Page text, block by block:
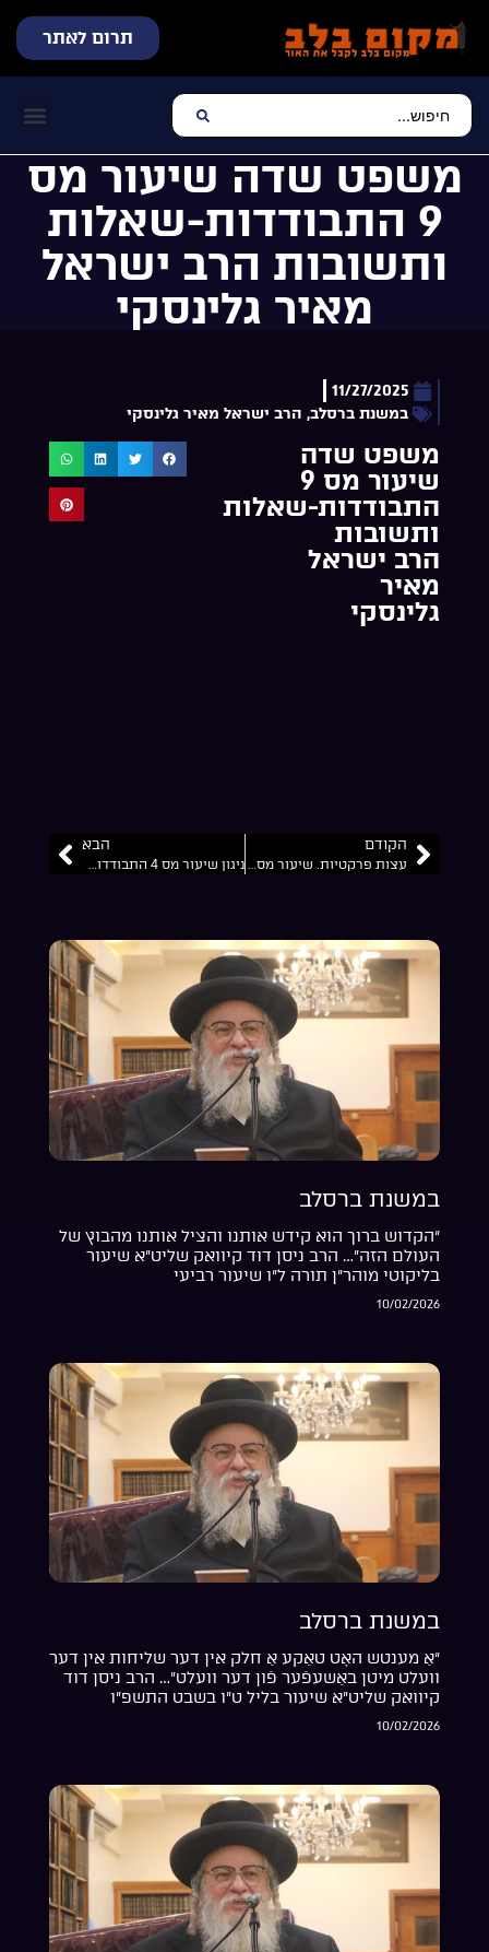
תרום לאתר
משפט שדה שיעור מס
9 התבודדות-שאלות
ותשובות הרב ישראל
מאיר גלינסקי
11/27/2025
במשנת ברסלב, הרב ישראל מאיר גלינסקי
משפט שדה
שיעור מס 9
התבודדות-שאלות
ותשובות
הרב ישראל
מאיר
גלינסקי
הקודם
עצות פרקטיות. שיעור מס 6 התבודדות-שאלות ותשובות הרב ישראל מאיר גלינסקי
הבא
ניגון שיעור מס 4 התבודדות-שאלות ותשובות הרב ישראל מאיר גלינסקי
במשנת ברסלב
“הקדוש ברוך הוא קידש אותנו והציל אותנו מהבוץ של
העולם הזה”… הרב ניסן דוד קיוואק שליט”א שיעור
בליקוטי מוהר”ן תורה ל”ו שיעור רביעי
10/02/2026
במשנת ברסלב
“אַ מענטש האָט טאַקע אַ חלק אין דער שליחות אין דער
וועלט מיטן באַשעפֿער פֿון דער וועלט”… הרב ניסן דוד
קיוואק שליט”א שיעור בליל ט”ו בשבט התשפ”ו
10/02/2026